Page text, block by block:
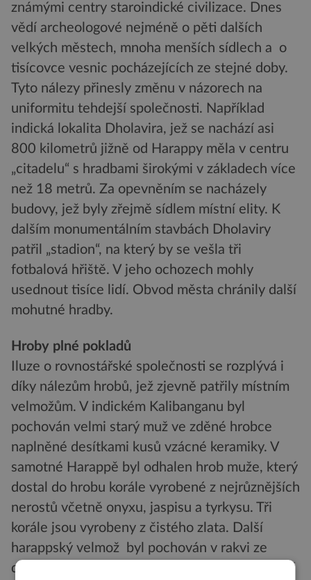
známými centry staroindické civilizace. Dnes
vědí archeologové nejméně o pěti dalších
velkých městech, mnoha menších sídlech a o
tisícovce vesnic pocházejících ze stejné doby.
Tyto nálezy přinesly změnu v názorech na
uniformitu tehdejší společnosti. Například
indická lokalita Dholavira, jež se nachází asi
800 kilometrů jižně od Harappy měla v centru
„citadelu“ s hradbami širokými v základech více
než 18 metrů. Za opevněním se nacházely
budovy, jež byly zřejmě sídlem místní elity. K
dalším monumentálním stavbách Dholaviry
patřil „stadion“, na který by se vešla tři
fotbalová hřiště. V jeho ochozech mohly
usednout tisíce lidí. Obvod města chránily další
mohutné hradby.
Hroby plné pokladů
Iluze o rovnostářské společnosti se rozplývá i
díky nálezům hrobů, jež zjevně patřily místním
velmožům. V indickém Kalibanganu byl
pochován velmi starý muž ve zděné hrobce
naplněné desítkami kusů vzácné keramiky. V
samotné Harappě byl odhalen hrob muže, který
dostal do hrobu korále vyrobené z nejrůznějších
nerostů včetně onyxu, jaspisu a tyrkysu. Tři
korále jsou vyrobeny z čistého zlata. Další
harappský velmož byl pochován v rakvi ze
dřeva, jež bylo dovezeno z Himálaje a centrální